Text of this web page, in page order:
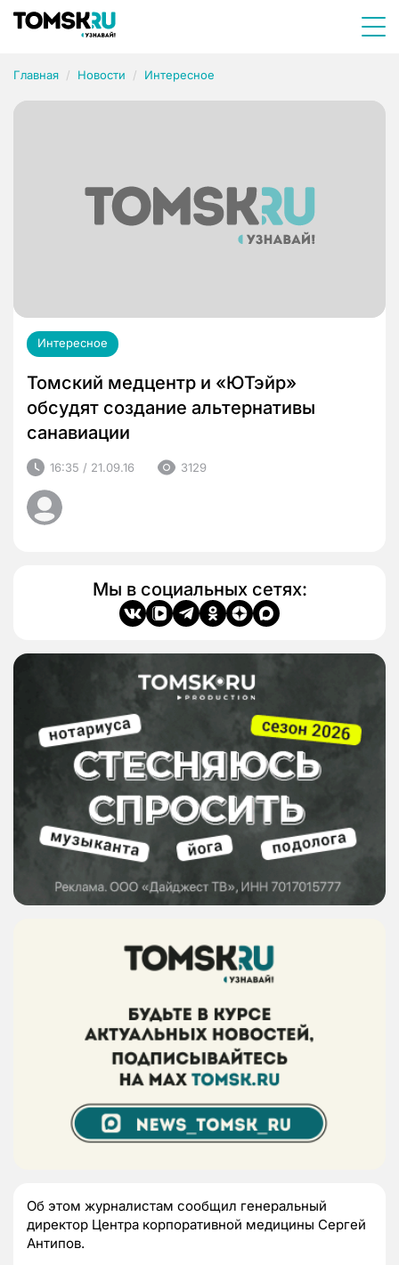
Главная Новости Интересное
Интересное
Томский медцентр и «ЮТэйр»
обсудят создание альтернативы
санавиации
16:35 / 21.09.16 3129
Мы в социальных сетях:
Об этом журналистам сообщил генеральный
директор Центра корпоративной медицины Сергей
Антипов.